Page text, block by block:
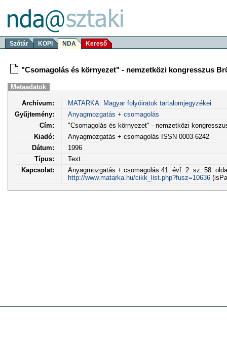
Szótár KOPI NDA Kereső
"Csomagolás és környezet" - nemzetközi kongresszus
Metaadatok
Archívum:
MATARKA: Magyar folyóiratok tartalomjegyzékei
Gyűjtemény:
Anyagmozgatás + csomagolás
Cím:
"Csomagolás és környezet" - nemzetközi
Kiadó:
Anyagmozgatás + csomagolás ISSN 0003-6242
Dátum:
1996
Típus:
Text
Kapcsolat:
Anyagmozgatás + csomagolás 41. évf. 2. sz. 58.
http://www.matarka.hu/cikk_list.php?fusz=10636